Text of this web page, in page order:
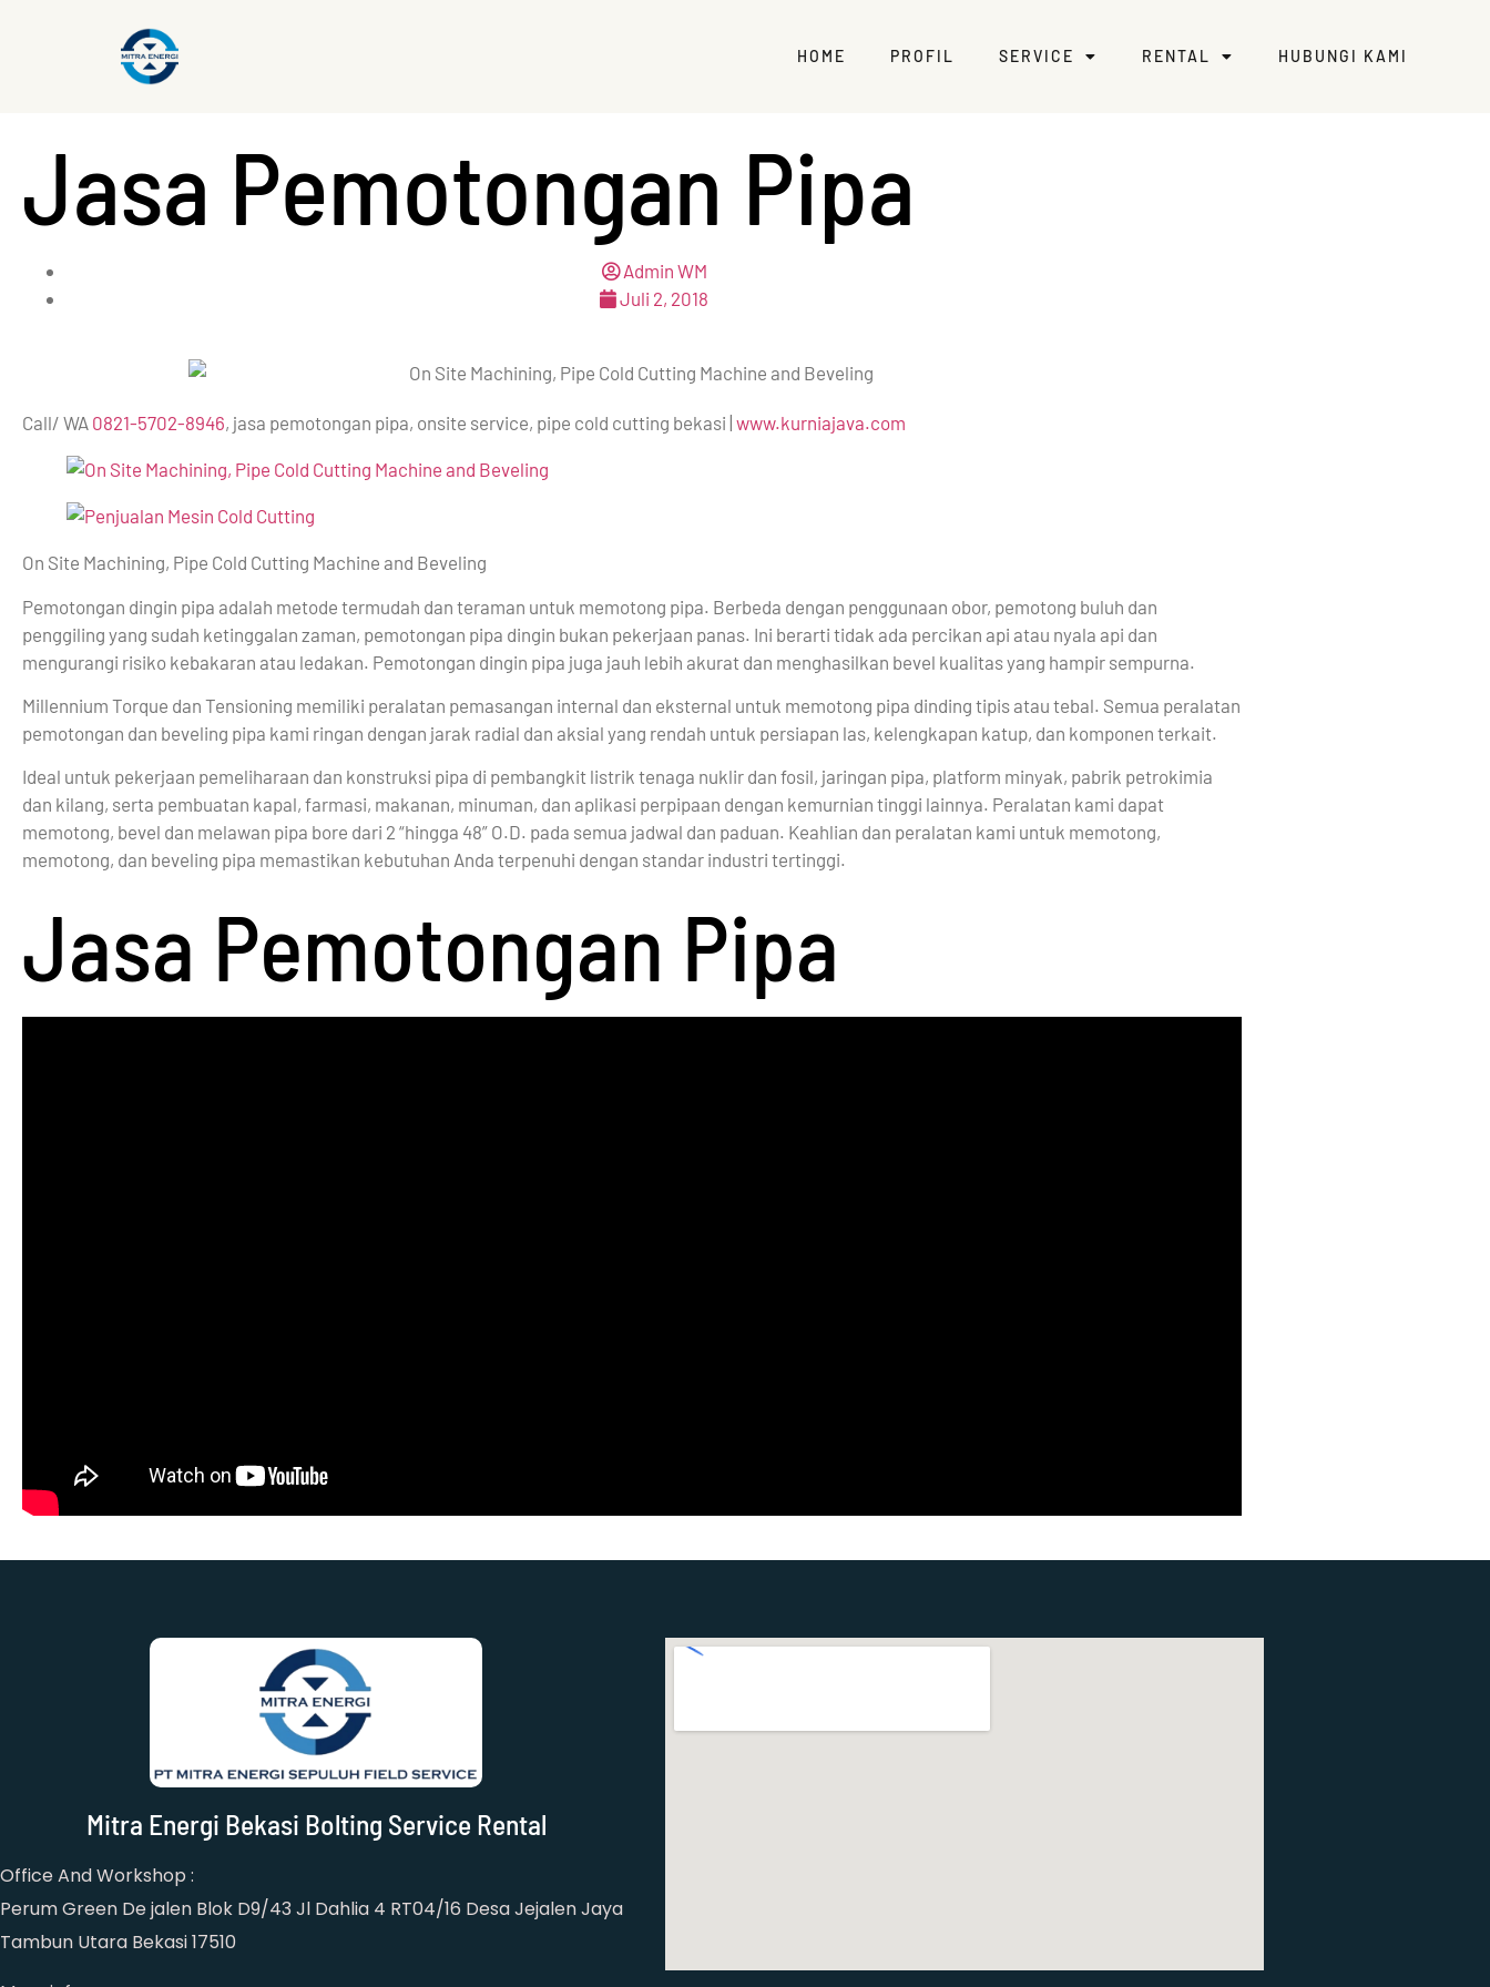
HOME PROFIL SERVICE RENTAL HUBUNGI KAMI
Jasa Pemotongan Pipa
Admin WM
Juli 2, 2018
Call/ WA 0821-5702-8946, jasa pemotongan pipa, onsite service, pipe cold cutting bekasi | www.kurniajava.com
On Site Machining, Pipe Cold Cutting Machine and Beveling
Pemotongan dingin pipa adalah metode termudah dan teraman untuk memotong pipa. Berbeda dengan penggunaan obor, pemotong buluh dan
penggiling yang sudah ketinggalan zaman, pemotongan pipa dingin bukan pekerjaan panas. Ini berarti tidak ada percikan api atau nyala api dan
mengurangi risiko kebakaran atau ledakan. Pemotongan dingin pipa juga jauh lebih akurat dan menghasilkan bevel kualitas yang hampir sempurna.
Millennium Torque dan Tensioning memiliki peralatan pemasangan internal dan eksternal untuk memotong pipa dinding tipis atau tebal. Semua peralatan
pemotongan dan beveling pipa kami ringan dengan jarak radial dan aksial yang rendah untuk persiapan las, kelengkapan katup, dan komponen terkait.
Ideal untuk pekerjaan pemeliharaan dan konstruksi pipa di pembangkit listrik tenaga nuklir dan fosil, jaringan pipa, platform minyak, pabrik petrokimia
dan kilang, serta pembuatan kapal, farmasi, makanan, minuman, dan aplikasi perpipaan dengan kemurnian tinggi lainnya. Peralatan kami dapat
memotong, bevel dan melawan pipa bore dari 2 “hingga 48” O.D. pada semua jadwal dan paduan. Keahlian dan peralatan kami untuk memotong,
memotong, dan beveling pipa memastikan kebutuhan Anda terpenuhi dengan standar industri tertinggi.
Jasa Pemotongan Pipa
Mitra Energi Bekasi Bolting Service Rental
Office And Workshop :
Perum Green De jalen Blok D9/43 Jl Dahlia 4 RT04/16 Desa Jejalen Jaya
Tambun Utara Bekasi 17510